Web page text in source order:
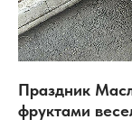
Праздник
фруктами